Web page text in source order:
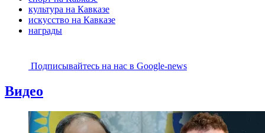
культура на Кавказе
искусство на Кавказе
награды
Подписывайтесь на наc в Google-news
Видео